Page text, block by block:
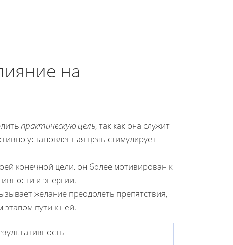
на
практическую цель, так как она служит
установленная цель стимулирует
конечной цели, он более мотивирован к
и энергии.
желание преодолеть препятствия,
пути к ней.